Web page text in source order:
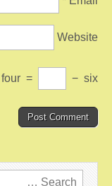
Website
six
−
=
four
Search